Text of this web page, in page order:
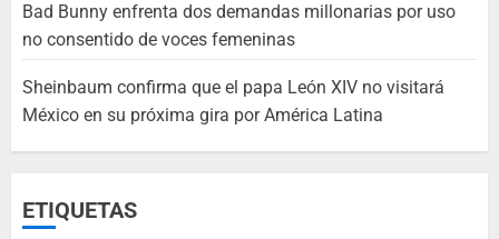
Bad Bunny enfrenta dos demandas millonarias por uso
no consentido de voces femeninas
Sheinbaum confirma que el papa León XIV no visitará
México en su próxima gira por América Latina
ETIQUETAS